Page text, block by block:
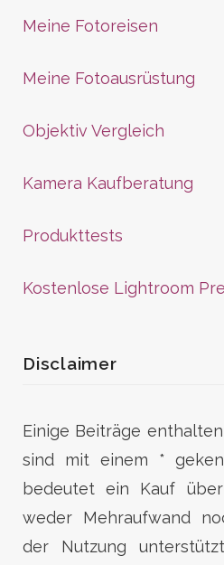
Meine Fotoreisen
Meine Fotoausrüstung
Objektiv Vergleich
Kamera Kaufberatung
Produkttests
Kostenlose Lightroom
Disclaimer
Einige Beiträge
sind mit einem *
bedeutet ein Kauf
weder Mehraufwand
der Nutzung